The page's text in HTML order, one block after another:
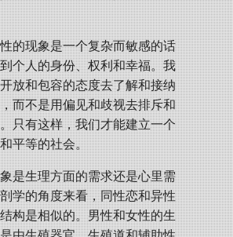
的现象是一个复杂而敏感的话
个人的身份、权利和幸福。我
放和包容的态度去了解和接纳
而不是用偏见和歧视去排斥和
只有这样，我们才能建立一个
平等的社会。
是生理方面的需求还是心里需
学的角度来看，同性恋和异性
构是相似的。男性和女性的生